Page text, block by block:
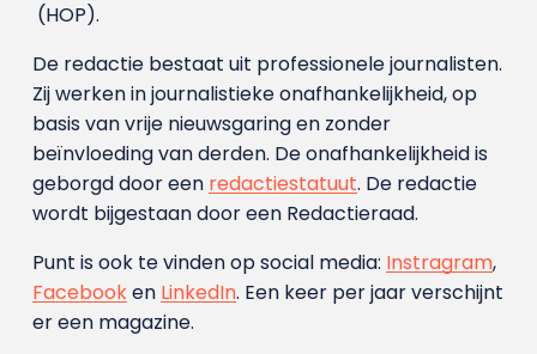
(HOP).
De redactie bestaat uit professionele journalisten.
Zij werken in journalistieke onafhankelijkheid, op
basis van vrije nieuwsgaring en zonder
beïnvloeding van derden. De onafhankelijkheid is
geborgd door een redactiestatuut. De redactie
wordt bijgestaan door een Redactieraad.
Punt is ook te vinden op social media: Instragram,
Facebooken LinkedIn. Een keer per jaar verschijnt
er een magazine.